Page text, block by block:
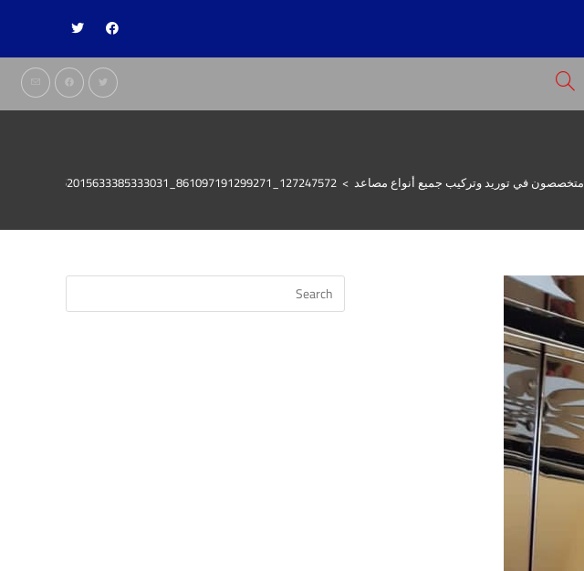
متخصصون في توريد وتركيب جميع أنواع مصاعد >
127247572_861097191299271_5952015633385333031_n